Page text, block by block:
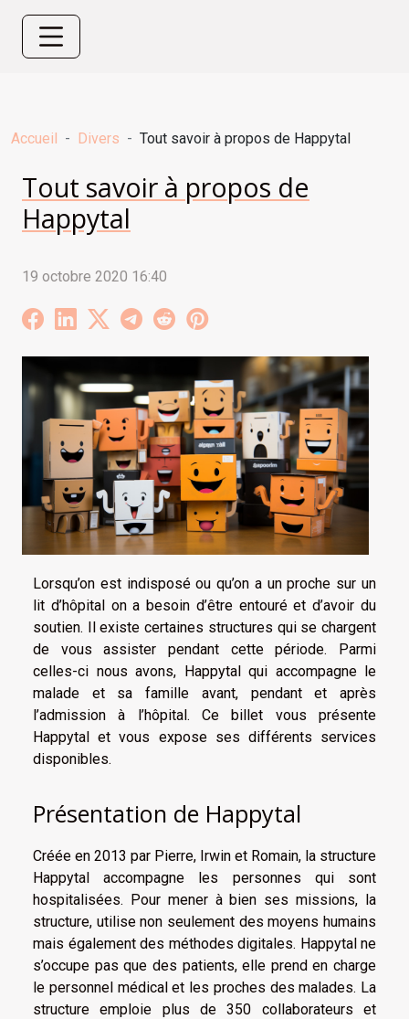
Accueil Divers Tout savoir à propos de Happytal
Tout savoir à propos de
Happytal
19 octobre 2020 16:40
Lorsqu’on est indisposé ou qu’on a un proche sur un
lit d’hôpital on a besoin d’être entouré et d’avoir du
soutien. Il existe certaines structures qui se chargent
de vous assister pendant cette période. Parmi
celles-ci nous avons, Happytal qui accompagne le
malade et sa famille avant, pendant et après
l’admission à l’hôpital. Ce billet vous présente
Happytal et vous expose ses différents services
disponibles.
Présentation de Happytal
Créée en 2013 par Pierre, Irwin et Romain, la structure
Happytal accompagne les personnes qui sont
hospitalisées. Pour mener à bien ses missions, la
structure, utilise non seulement des moyens humains
mais également des méthodes digitales. Happytal ne
s’occupe pas que des patients, elle prend en charge
le personnel médical et les proches des malades. La
structure emploie plus de 350 collaborateurs et